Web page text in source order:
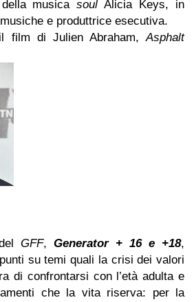
musicasoul Alicia Keys, in
e produttrice esecutiva.
film di Julien Abraham,Asphalt
GFF, Generator + 16 e +18,
su temi quali la crisi dei valori
di confrontarsi con l’età adulta e
che la vita riserva: per la